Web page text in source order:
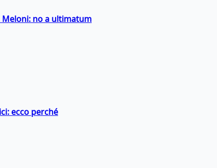
no a ultimatum
ecco perché